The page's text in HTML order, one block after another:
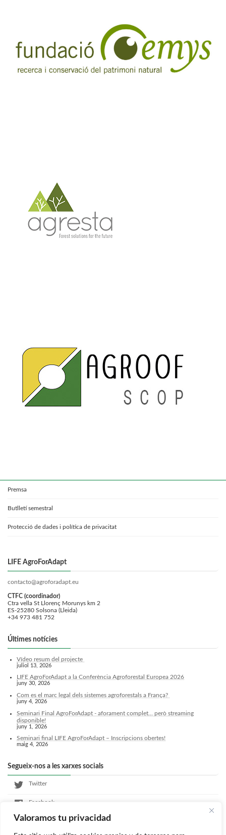
Valoramos tu privacidad
Premsa
Butlletí semestral
Protecció de dades i política de privacitat
LIFE AgroForAdapt
contacto@agroforadapt.eu
CTFC (coordinador)
Ctra vella St Llorenç Morunys km 2
ES-25280 Solsona (Lleida)
+34 973 481 752
Últimes notícies
Vídeo resum del projecte
juliol 13, 2026
LIFE AgroForAdapt a la Conferència Agroforestal Europea 2026
juny 30, 2026
Com es el marc legal dels sistemes agroforestals a França?
juny 4, 2026
Seminari Final AgroForAdapt - aforament complet... però streaming
disponible!
juny 1, 2026
Seminari final LIFE AgroForAdapt – Inscripcions obertes!
maig 4, 2026
Segueix-nos a les xarxes socials
Twitter
Facebook
LinkedIn